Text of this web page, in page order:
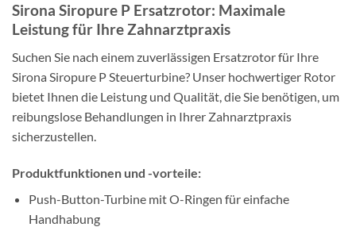
Sirona Siropure P Ersatzrotor: Maximale
Leistung für Ihre Zahnarztpraxis
Suchen Sie nach einem zuverlässigen Ersatzrotor für Ihre
Sirona Siropure P Steuerturbine? Unser hochwertiger Rotor
bietet Ihnen die Leistung und Qualität, die Sie benötigen, um
reibungslose Behandlungen in Ihrer Zahnarztpraxis
sicherzustellen.
Produktfunktionen und -vorteile:
Push-Button-Turbine mit O-Ringen für einfache
Handhabung